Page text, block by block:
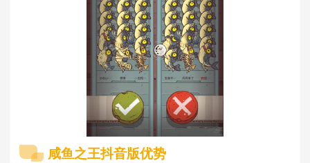
咸鱼之王抖音版优势